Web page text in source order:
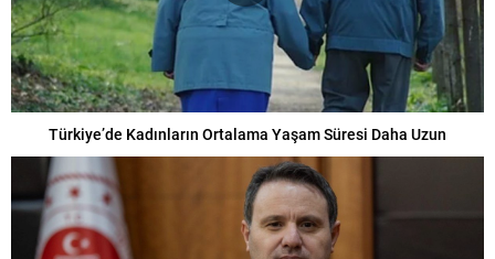
Türkiye’de Kadınların Ortalama Yaşam Süresi Daha Uzun